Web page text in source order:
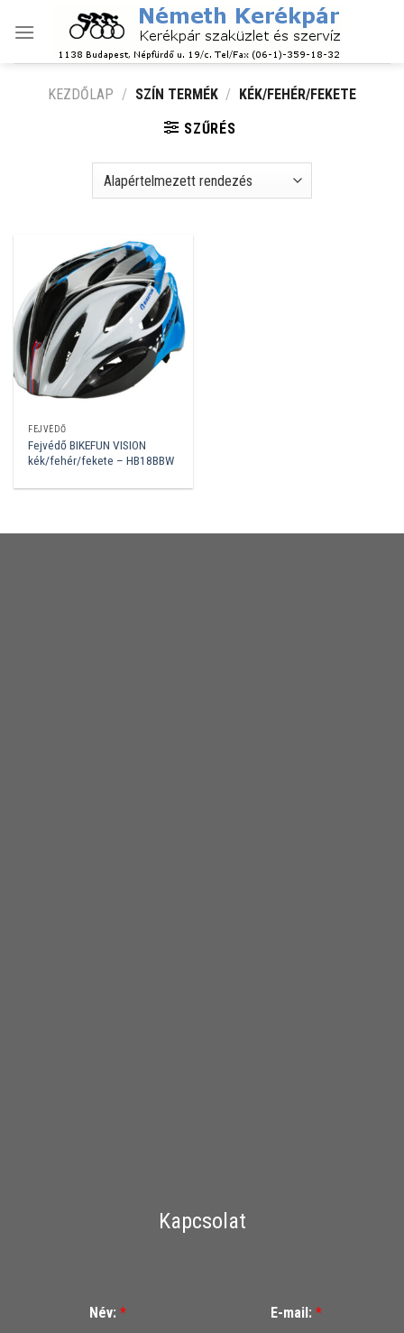
KEZDŐLAP / SZÍN TERMÉK / KÉK/FEHÉR/FEKETE
SZŰRÉS
FEJVÉDŐ
Fejvédő BIKEFUN VISION
kék/fehér/fekete – HB18BBW
Kapcsolat
Név: * E-mail: *